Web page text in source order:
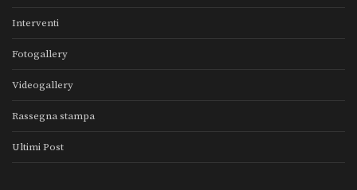
Interventi
Fotogallery
Videogallery
Rassegna stampa
Ultimi Post